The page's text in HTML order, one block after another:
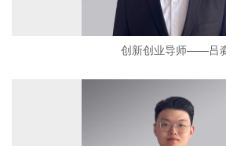
创新创业导师——吕